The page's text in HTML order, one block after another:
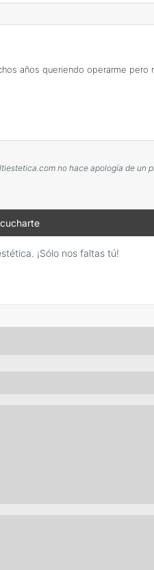
años queriendo operarme
no hace apología de un
¡Sólo nos faltas tú!